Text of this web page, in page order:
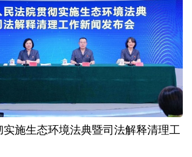
时一个月 180余项创新成果将发布
保个人账户里的钱如何用在刀刃上
马甲" 警惕暑假期间网络消费陷阱
破85亿 已连续30天单日票房破亿
施生态环境法典暨司法解释清理工